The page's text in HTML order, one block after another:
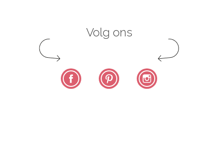
Volg ons
Facebook Pinterest